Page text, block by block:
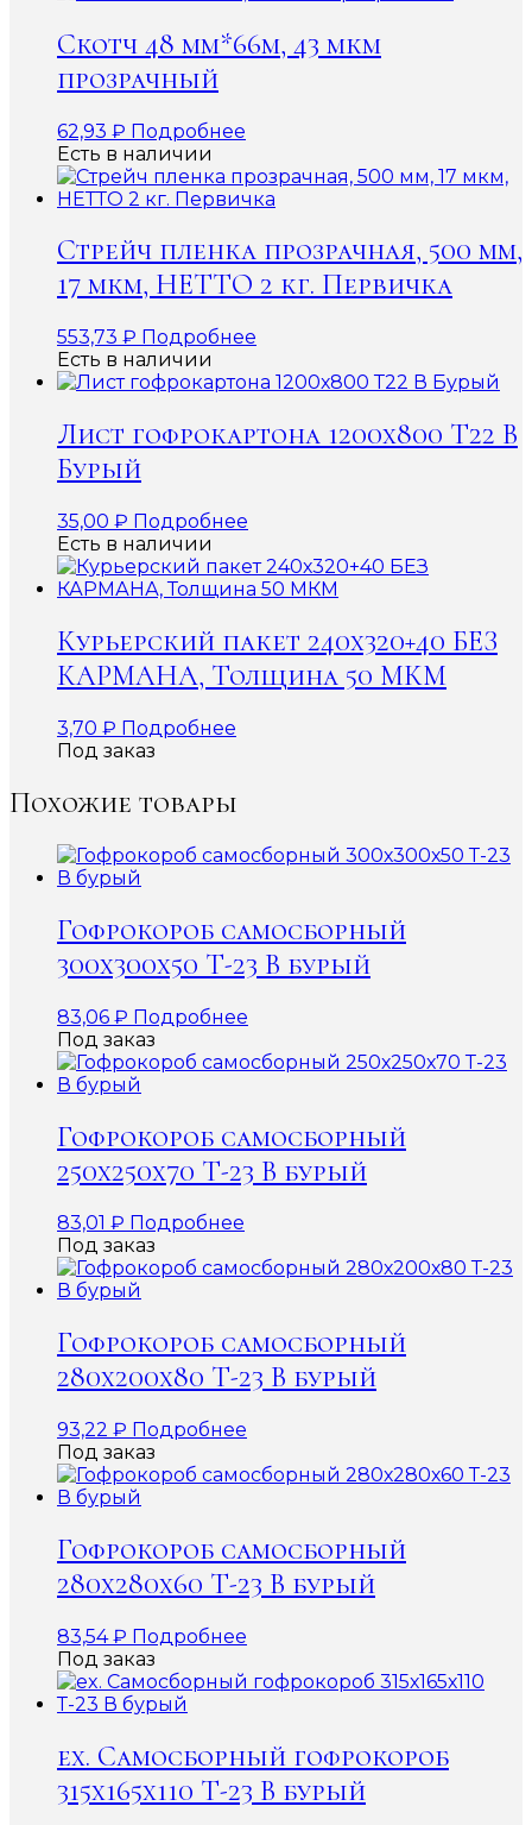
Скотч 48 мм*66м, 43 мкм
прозрачный
62,93 ₽ Подробнее
Есть в наличии
Стрейч пленка прозрачная, 500 мм,
17 мкм, НЕТТО 2 кг. Первичка
553,73 ₽ Подробнее
Есть в наличии
Лист гофрокартона 1200х800 Т22 В
Бурый
35,00 ₽ Подробнее
Есть в наличии
Курьерский пакет 240х320+40 БЕЗ
КАРМАНА, Толщина 50 МКМ
3,70 ₽ Подробнее
Под заказ
Похожие товары
Гофрокороб самосборный
300х300х50 Т-23 В бурый
83,06 ₽ Подробнее
Под заказ
Гофрокороб самосборный
250х250х70 Т-23 В бурый
83,01 ₽ Подробнее
Под заказ
Гофрокороб самосборный
280х200х80 Т-23 В бурый
93,22 ₽ Подробнее
Под заказ
Гофрокороб самосборный
280х280х60 Т-23 В бурый
83,54₽ Подробнее
Под заказ
ex. Самосборный гофрокороб
315х165х110 Т-23 В бурый